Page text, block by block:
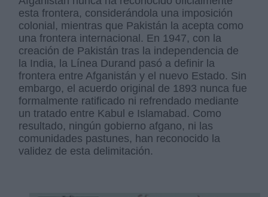
esta frontera, considerándola una imposición
colonial, mientras que Pakistán la acepta como
una frontera internacional. En 1947, con la
creación de Pakistán tras la independencia de
la India, la Línea Durand pasó a definir la
frontera entre Afganistán y el nuevo Estado. Sin
embargo, el acuerdo original de 1893 nunca fue
formalmente ratificado ni refrendado mediante
un tratado entre Kabul e Islamabad. Como
resultado, ningún gobierno afgano, ni las
comunidades pastunes, han reconocido la
validez de esta delimitación.